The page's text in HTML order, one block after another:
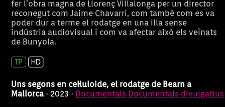
fer l’obra magna de Llorenç Villalonga per un director
reconegut com Jaime Chavarri, com també com es va
poder dur a terme el rodatge en una illa sense
indústria audiovisual i com va afectar això els veïnats
de Bunyola.
Uns segons en cel·luloide, el rodatge de Bearn a
Mallorca · 2023 · Documentals Documentals divulgatius
Bonet, Villaronga,
Mesquida, i de
cop el plaer
d'escriure dins
l'aigua
Basat en els testimonis vius i
directes de Maria del Mar
Bonet, Agustí Villaronga i Biel
i descobreix els tres amics, les
tres veus de combat. Tres veus
concert a